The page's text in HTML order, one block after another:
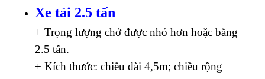
Xe tải 2.5 tấn
+ Trọng lượng chở được nhỏ hơn hoặc bằng
2.5 tấn.
+ Kích thước: chiều dài 4,5m; chiều rộng